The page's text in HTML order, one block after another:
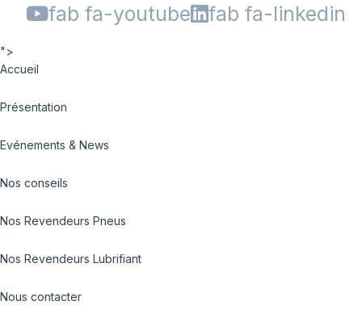
fab fa-youtube
fab fa-linkedin
">
Accueil
Présentation
Evénements & News
Nos conseils
Nos Revendeurs Pneus
Nos Revendeurs Lubrifiant
Nous contacter